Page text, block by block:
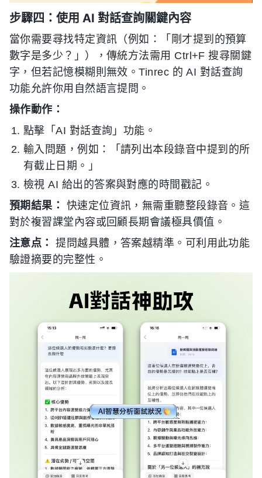
步驟四：使用 AI 對話查詢關鍵內容
當你需要尋找特定資訊（例如：「剛才提到的預算
數字是多少？」），傳統方法需用 Ctrl+F 搜尋關鍵
字，但若記憶模糊則無效。Tinrec 的 AI 對話查詢
功能允許你用自然語言提問。
操作動作：
點擊「AI 對話查詢」功能。
輸入問題，例如：「請列出本段錄音中提到的所
有截止日期。」
檢視 AI 給出的答案與對應的時間戳記。
預期結果：
快速定位資訊，無需重聽整段錄音。這
對於複習課堂內容或回顧長期會議極具價值。
注意点：
提問越具體，答案越精準。可利用此功能
驗證摘要的完整性。